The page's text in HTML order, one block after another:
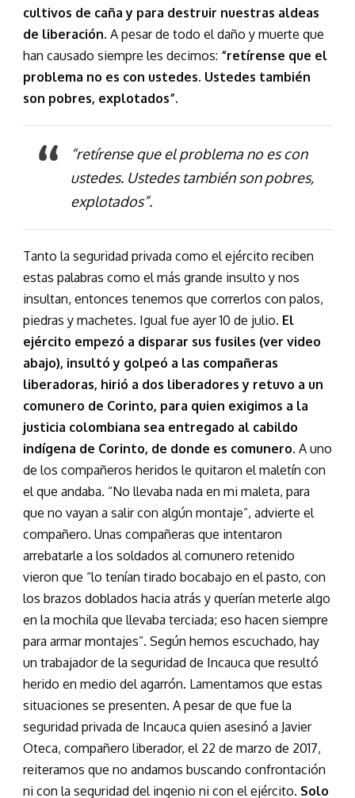
cultivos de caña y para destruir nuestras aldeas
de liberación. A pesar de todo el daño y muerte que
han causado siempre les decimos: “retírense que el
problema no es con ustedes. Ustedes también
son pobres, explotados”.
“retírense que el problema no es con
ustedes. Ustedes también son pobres,
explotados”.
Tanto la seguridad privada como el ejército reciben
estas palabras como el más grande insulto y nos
insultan, entonces tenemos que correrlos con palos,
piedras y machetes. Igual fue ayer 10 de julio. El
ejército empezó a disparar sus fusiles (ver video
abajo), insultó y golpeó a las compañeras
liberadoras, hirió a dos liberadores y retuvo a un
comunero de Corinto, para quien exigimos a la
justicia colombiana sea entregado al cabildo
indígena de Corinto, de donde es comunero. A uno
de los compañeros heridos le quitaron el maletín con
el que andaba. “No llevaba nada en mi maleta, para
que no vayan a salir con algún montaje”, advierte el
compañero. Unas compañeras que intentaron
arrebatarle a los soldados al comunero retenido
vieron que “lo tenían tirado bocabajo en el pasto, con
los brazos doblados hacia atrás y querían meterle algo
en la mochila que llevaba terciada; eso hacen siempre
para armar montajes”. Según hemos escuchado, hay
un trabajador de la seguridad de Incauca que resultó
herido en medio del agarrón. Lamentamos que estas
situaciones se presenten. A pesar de que fue la
seguridad privada de Incauca quien asesinó a Javier
Oteca, compañero liberador, el 22 de marzo de 2017,
reiteramos que no andamos buscando confrontación
ni con la seguridad del ingenio ni con el ejército. Solo